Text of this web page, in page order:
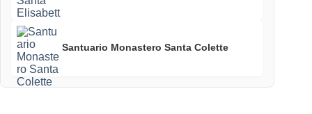
Santuario Monastero Santa Colette